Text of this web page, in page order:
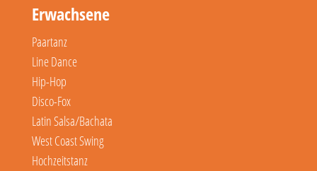
Erwachsene
Paartanz
Line Dance
Hip-Hop
Disco-Fox
Latin Salsa/Bachata
West Coast Swing
Hochzeitstanz